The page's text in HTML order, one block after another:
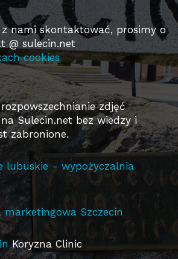
z nami skontaktować, prosimy o
@ sulecin.net
cookies
zdjęć
Sulecin.net bez wiedzy i
zabronione.
lubuskie - wypożyczalnia
marketingowa Szczecin
Koryzna Clinic